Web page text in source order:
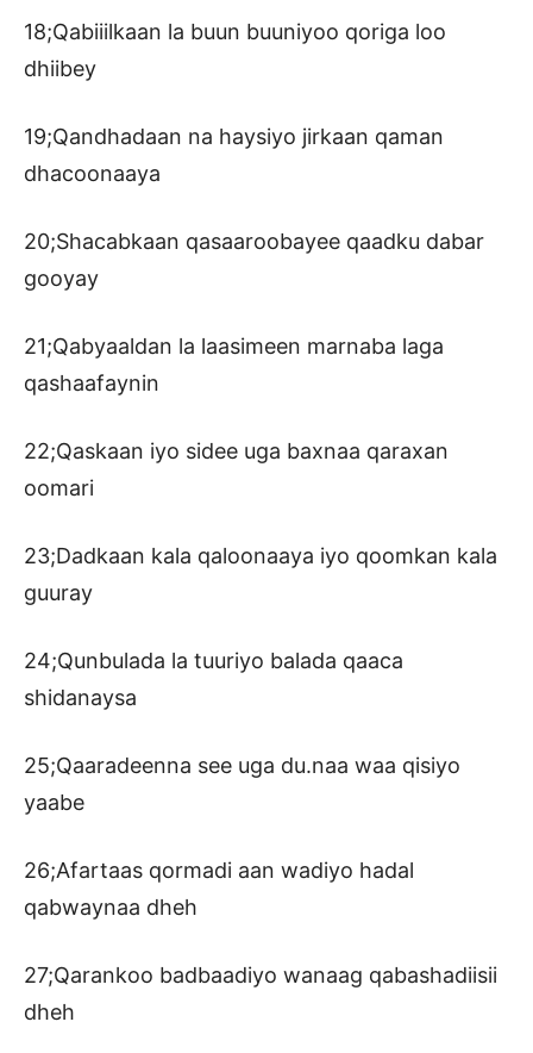
18;Qabiiilkaan la buun buuniyoo qoriga loo
dhiibey
19;Qandhadaan na haysiyo jirkaan qaman
dhacoonaaya
20;Shacabkaan qasaaroobayee qaadku dabar
gooyay
21;Qabyaaldan la laasimeen marnaba laga
qashaafaynin
22;Qaskaan iyo sidee uga baxnaa qaraxan
oomari
23;Dadkaan kala qaloonaaya iyo qoomkan kala
guuray
24;Qunbulada la tuuriyo balada qaaca
shidanaysa
25;Qaaradeenna see uga du.naa waa qisiyo
yaabe
26;Afartaas qormadi aan wadiyo hadal
qabwaynaa dheh
27;Qarankoo badbaadiyo wanaag qabashadiisii
dheh